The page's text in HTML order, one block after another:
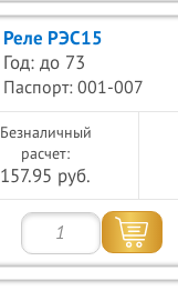
Реле РЭС15
Год: до 73
Паспорт: 001-007
Безналичный
расчет:
157.95 руб.